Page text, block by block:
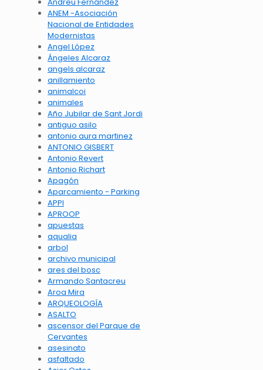
ANEM -Asociación
Nacional de Entidades
Modernistas
Angel López
Ángeles Alcaraz
angels alcaraz
anillamiento
animalcoi
animales
Año Jubilar de Sant Jordi
antiguo asilo
antonio aura martinez
ANTONIO GISBERT
Antonio Revert
Antonio Richart
Apagón
Aparcamiento - Parking
APPI
APROOP
apuestas
aqualia
arbol
archivo municipal
ares del bosc
Armando Santacreu
Aroa Mira
ARQUEOLOGÍA
ASALTO
ascensor del Parque de
Cervantes
asesinato
asfaltado